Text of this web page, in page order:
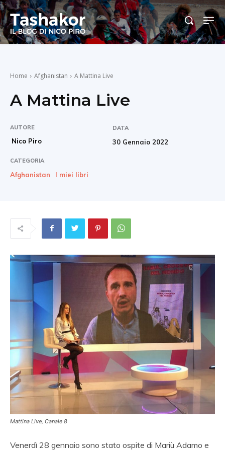
Home Afghanistan A Mattina Live
A Mattina Live
AUTORE
Nico Piro
DATA
30 Gennaio 2022
CATEGORIA
Afghanistan I miei libri
Mattina Live, Canale 8
Venerdì 28 gennaio sono stato ospite di Mariù Adamo e